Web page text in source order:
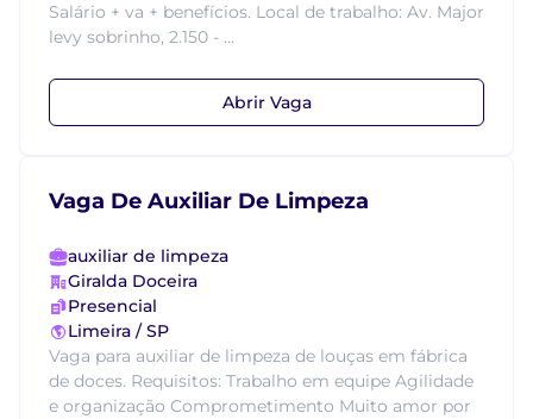
Salário + va + benefícios. Local de trabalho: Av. Major
levy sobrinho, 2.150 - ...
Abrir Vaga
Vaga De Auxiliar De Limpeza
auxiliar de limpeza
Giralda Doceira
Presencial
Limeira / SP
Vaga para auxiliar de limpeza de louças em fábrica
de doces. Requisitos: Trabalho em equipe Agilidade
e organização Comprometimento Muito amor por